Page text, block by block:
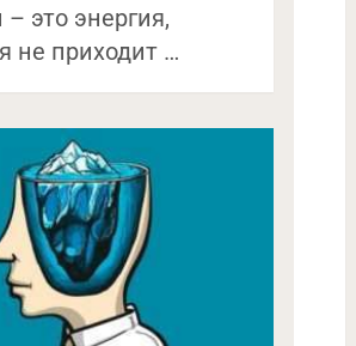
это энергия,
не приходит …